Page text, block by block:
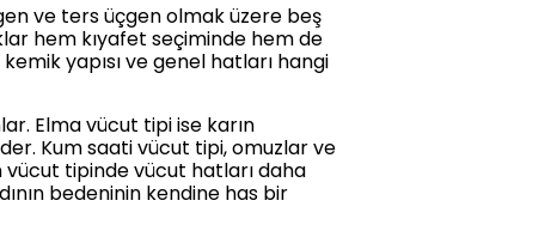
ve ters üçgen olmak üzere beş
hem kıyafet seçiminde hem de
yapısı ve genel hatları hangi
Elma vücut tipi ise karın
Kum saati vücut tipi, omuzlar ve
tipinde vücut hatları daha
bedeninin kendine has bir